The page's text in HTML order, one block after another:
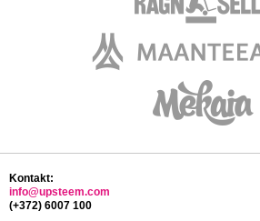
Kontakt:
info@upsteem.com
(+372) 6007 100